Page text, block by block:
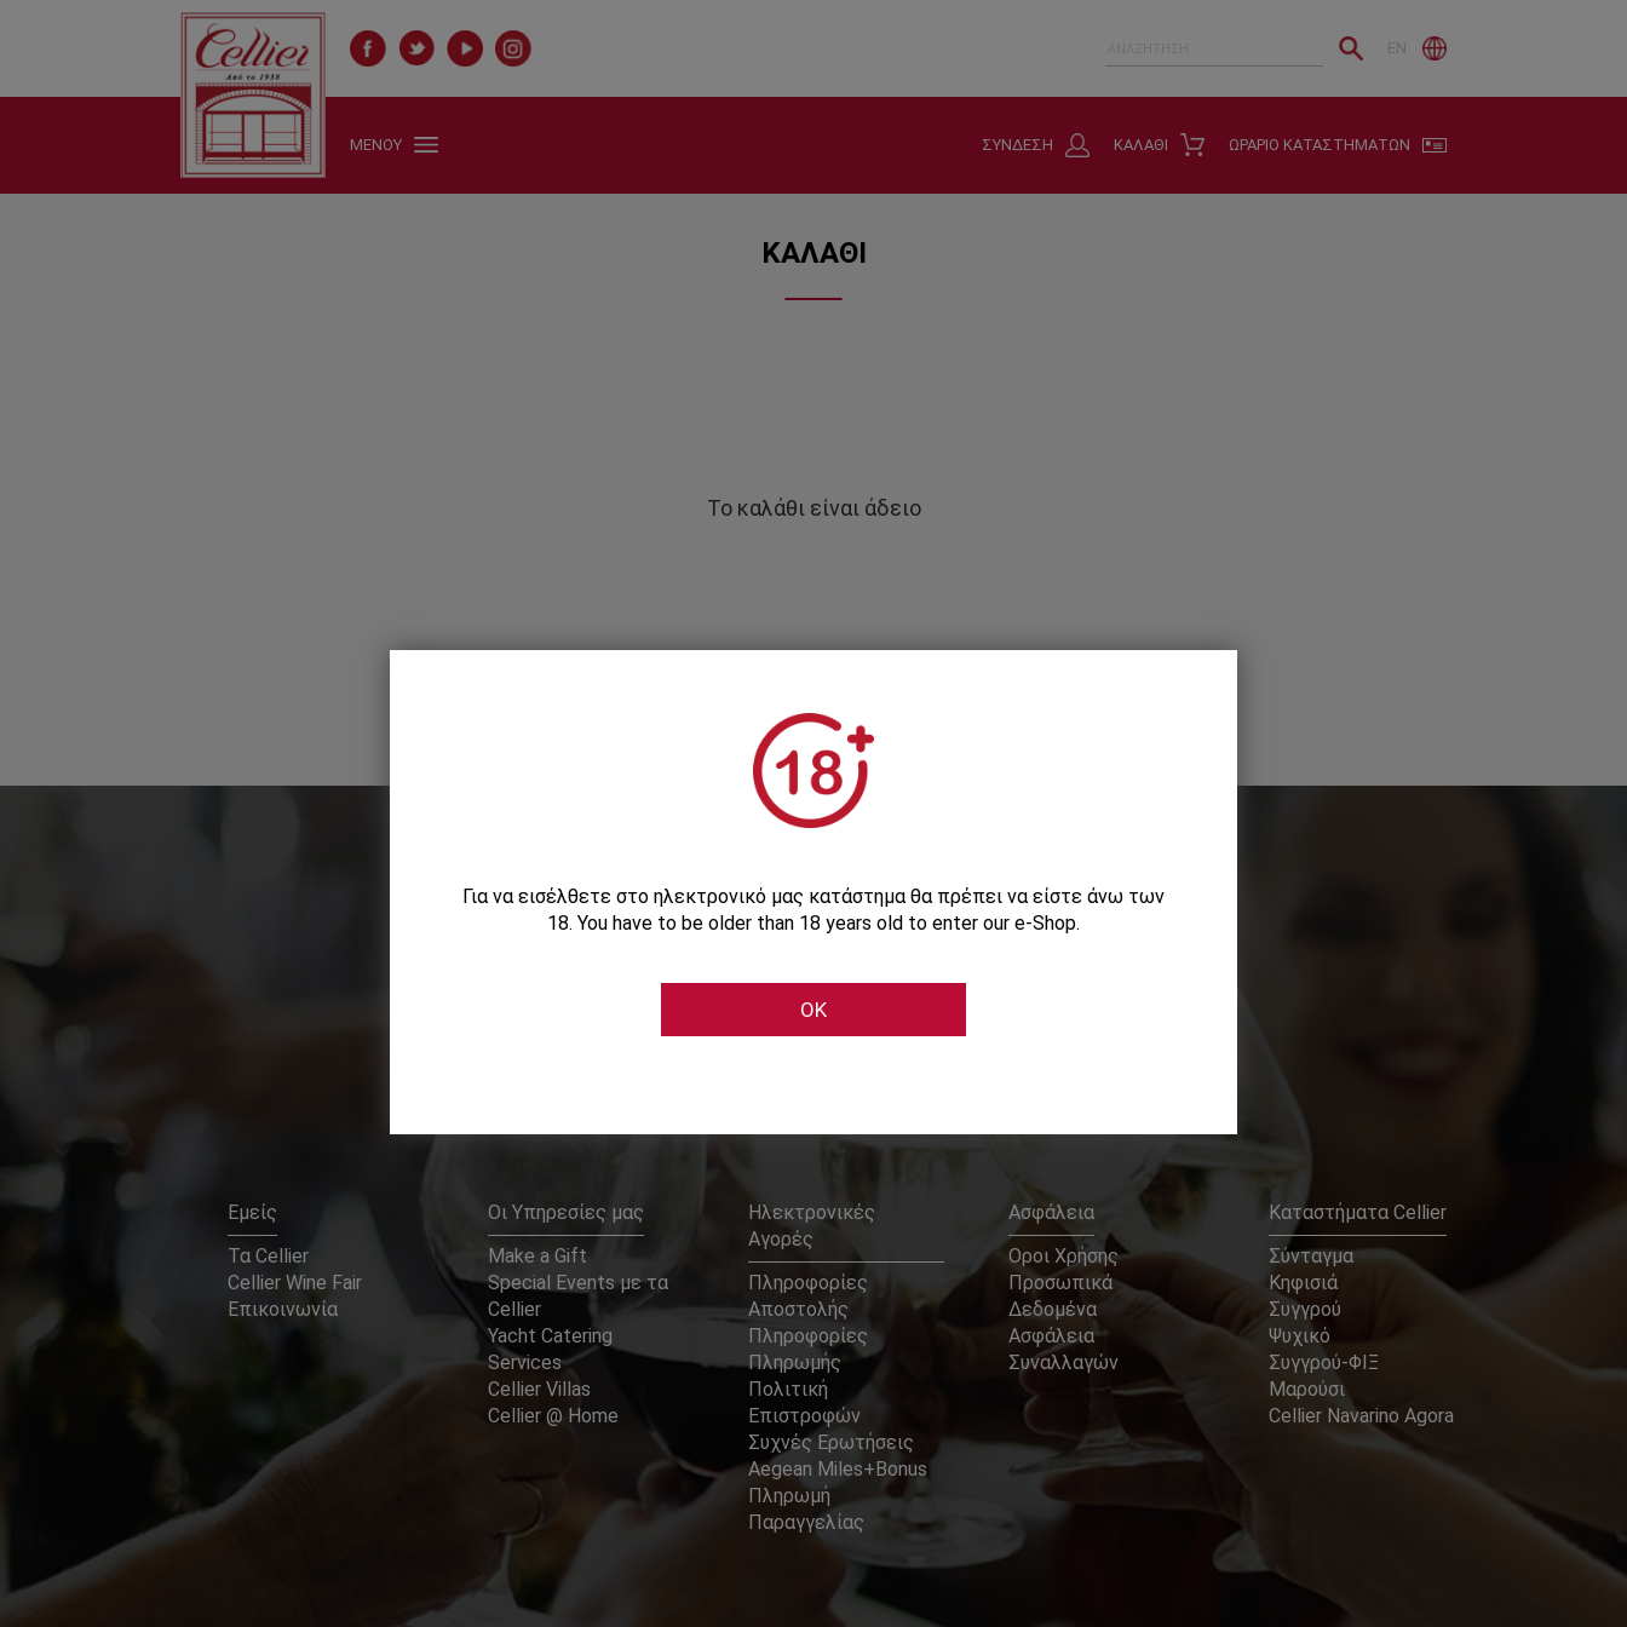
EN
ΜΕΝΟΥ ΩΡΑΡΙΟ ΚΑΤΑΣΤΗΜΑΤΩΝ
ΚΑΛΑΘΙ
ΣΥΝΔΕΣΗ
ΚΑΛΑΘΙ
Το καλάθι είναι άδειο
Εγγραφείτε στο Newsletter μας
Εμείς
Τα Cellier
Cellier Wine Fair
Επικοινωνία
Οι Υπηρεσίες μας
Make a Gift
Special Events με τα
Cellier
Yacht Catering
Services
Cellier Villas
Cellier @ Home
Ηλεκτρονικές
Αγορές
Πληροφορίες
Αποστολής
Πληροφορίες
Πληρωμής
Πολιτική
Επιστροφών
Συχνές Ερωτήσεις
Aegean Miles+Bonus
Πληρωμή
Παραγγελίας
Ασφάλεια
Οροι Χρήσης
Προσωπικά
Δεδομένα
Ασφάλεια
Συναλλαγών
Καταστήματα Cellier
Σύνταγμα
Κηφισιά
Συγγρού
Ψυχικό
Συγγρού-ΦΙΞ
Μαρούσι
Cellier Navarino Agora
Για να εισέλθετε στο ηλεκτρονικό μας κατάστημα θα πρέπει να είστε άνω των
18. You have to be older than 18 years old to enter our e-Shop.
OK